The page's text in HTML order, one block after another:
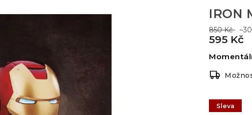
IRON
850 Kč
595 Kč
Sleva